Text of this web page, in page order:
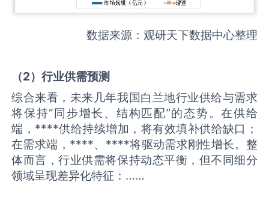
数据来源：观研天下数据中心整理
（2）行业供需预测
综合来看，未来几年我国白兰地行业供给与需求
将保持“同步增长、结构匹配”的态势。在供给
端，****供给持续增加，将有效填补供给缺口；
在需求端，****、****将驱动需求刚性增长。整
体而言，行业供需将保持动态平衡，但不同细分
领域呈现差异化特征：……